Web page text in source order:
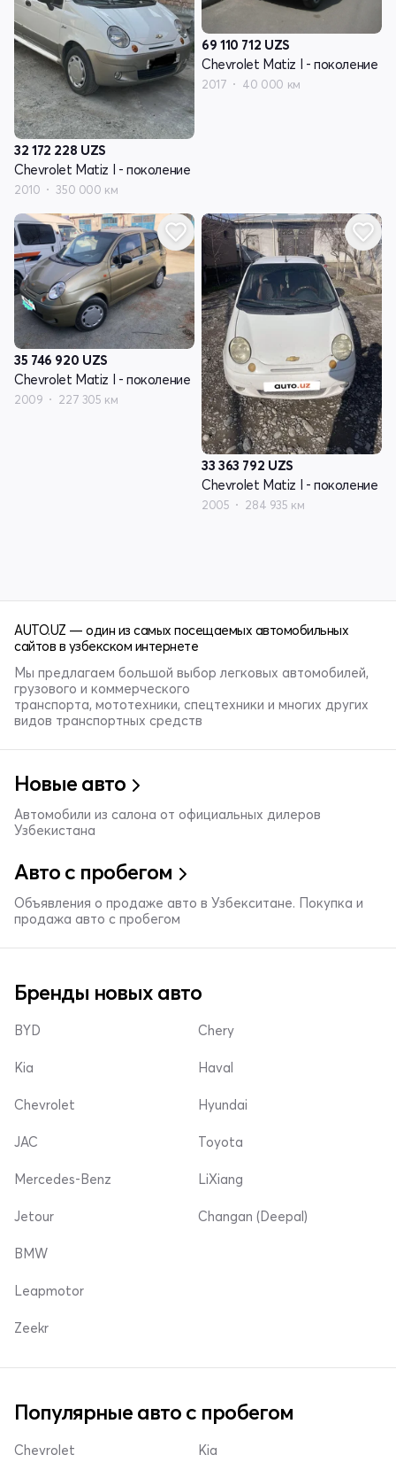
32 172 228 UZS
Chevrolet Matiz I - поколение
2010 350 000 км
69 110 712 UZS
Chevrolet Matiz I - поколение
2017 40 000 км
35 746 920 UZS
Chevrolet Matiz I - поколение
2009 227 305 км
33 363 792 UZS
Chevrolet Matiz I - поколение
2005 284 935 км
AUTO.UZ — один из самых посещаемых автомобильных
сайтов в узбекском интернете
Мы предлагаем большой выбор легковых автомобилей,
грузового и коммерческого
транспорта, мототехники, спецтехники и многих других
видов транспортных средств
Новые авто
Автомобили из салона от официальных дилеров
Узбекистана
Авто с пробегом
Объявления о продаже авто в Узбекситане. Покупка и
продажа авто с пробегом
Бренды новых авто
BYD
Kia
Chevrolet
Chery
Haval
Hyundai
JAC
Mercedes-Benz
Jetour
Toyota
LiXiang
Changan (Deepal)
BMW
Leapmotor
Zeekr
Популярные авто с пробегом
Chevrolet Kia